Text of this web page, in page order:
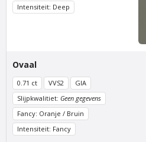
Intensiteit: Deep
Ovaal
0.71 ct VVS2
GIA
Slijpkwalitiet: Geen gegevens
Fancy: Oranje / Bruin
Intensiteit: Fancy